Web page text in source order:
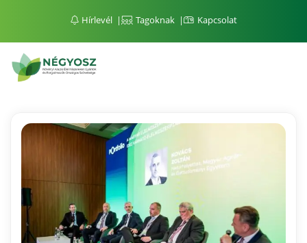
Hírlevél Tagoknak Kapcsolat